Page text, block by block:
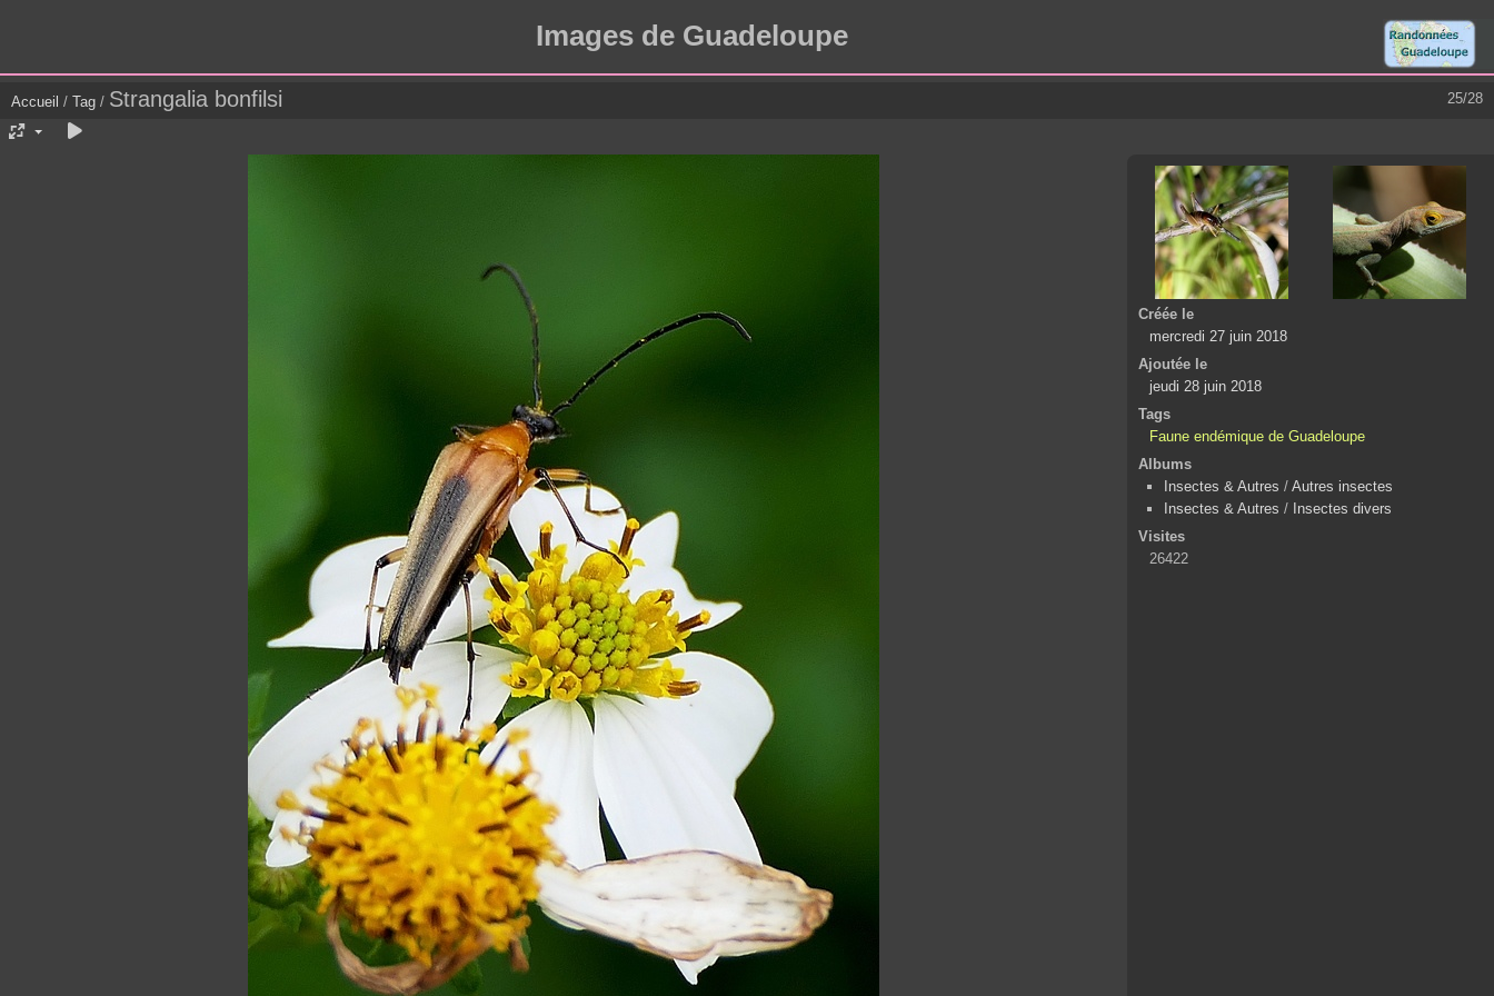
Images de Guadeloupe
25/28
Accueil / Tag / Strangalia bonfilsi
Créée le
mercredi 27 juin 2018
Ajoutée le
jeudi 28 juin 2018
Tags
Faune endémique de Guadeloupe
Albums
Insectes & Autres / Autres insectes
Insectes & Autres / Insectes divers
Visites
26422